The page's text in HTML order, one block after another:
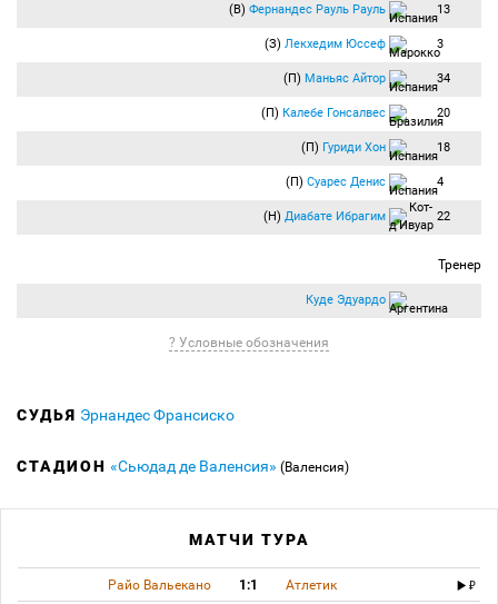
(В) Фернандес Рауль Рауль 13
(З) Лекхедим Юссеф 3
(П) Маньяс Айтор 34
(П) Калебе Гонсалвес 20
(П) Гуриди Хон 18
(П) Суарес Денис 4
(Н) Диабате Ибрагим 22
Тренер
Куде Эдуардо
? Условные обозначения
СУДЬЯ Эрнандес Франсиско
СТАДИОН «Сьюдад де Валенсия» (Валенсия)
МАТЧИ ТУРА
Райо Вальекано 1:1 Атлетик